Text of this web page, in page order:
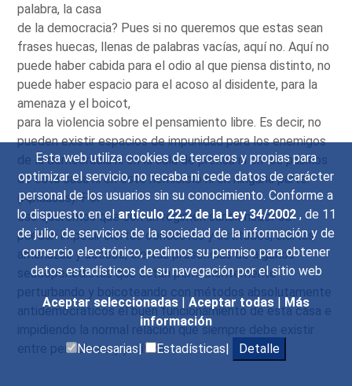
Esta web utiliza cookies de terceros y propias para
optimizar el servicio, no recaba ni cede datos de carácter
personal de los usuarios sin su conocimiento. Conforme a
lo dispuesto en elartículo 22.2 de la Ley 34/2002 , de 11
de julio, de servicios de la sociedad de la información y de
comercio electrónico, pedimos su permiso para obtener
datos estadísticos de su navegación por el sitio web
Aceptar seleccionadas | Aceptar todas | Más
información
Necesarias|
Estadísticas| Detalle
palabra, la casa
de la democracia? Pues si no queremos que estas sean
frases huecas, llenas de palabras vacías, aquí no. Aquí no
puede haber cabida para el odio al que piensa distinto, no
puede haber espacio para el acoso al disidente, para la
amenaza y el boicot,
para la violencia sobre el pensamiento libre. Es decir, no
pueden existir espacios de impunidad para los enemigos
de la democracia ni en la sala de prensa ni en los pasillos
de esta casa ni en este hemiciclo ni en ninguna parte.
(Aplausos). Por
eso queremos que con un régimen sancionador se
puedan impedir ciertas conductas y actitudes, ciertas
amenazas y acosos, ciertas presencias de algunos
seudoperiodistas que están permanentemente
perturbando y boicoteando con métodos absolutamente
antidemocráticos el buen funcionamiento de esta casa e
impidiendo la normal relación que siempre debe existir
entre periodismo y política.